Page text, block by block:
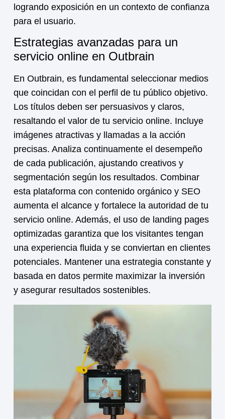
logrando exposición en un contexto de confianza
para el usuario.
Estrategias avanzadas para un
servicio online en Outbrain
En Outbrain, es fundamental seleccionar medios
que coincidan con el perfil de tu público objetivo.
Los títulos deben ser persuasivos y claros,
resaltando el valor de tu servicio online. Incluye
imágenes atractivas y llamadas a la acción
precisas. Analiza continuamente el desempeño
de cada publicación, ajustando creativos y
segmentación según los resultados. Combinar
esta plataforma con contenido orgánico y SEO
aumenta el alcance y fortalece la autoridad de tu
servicio online. Además, el uso de landing pages
optimizadas garantiza que los visitantes tengan
una experiencia fluida y se conviertan en clientes
potenciales. Mantener una estrategia constante y
basada en datos permite maximizar la inversión
y asegurar resultados sostenibles.